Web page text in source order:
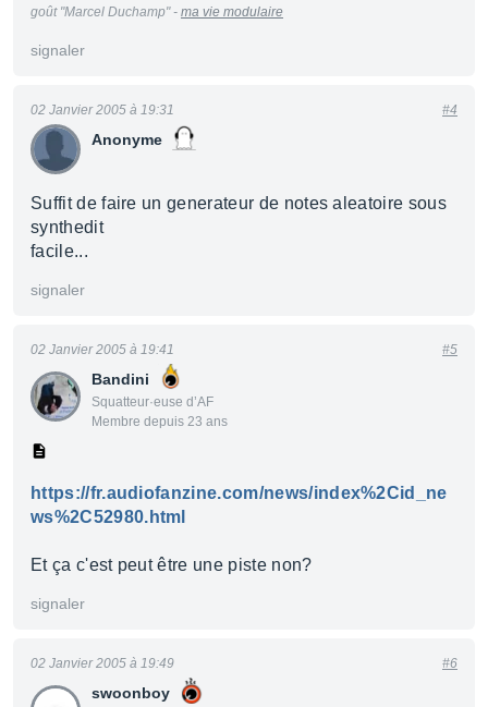
goût "Marcel Duchamp" - ma vie modulaire
signaler
Anonyme
02 Janvier 2005 à 19:31 #4
Suffit de faire un generateur de notes aleatoire sous
synthedit
facile...
signaler
Bandini
Squatteur·euse d’AF
Membre depuis 23 ans
02 Janvier 2005 à 19:41 #5
https://fr.audiofanzine.com/news/index%2Cid_ne
ws%2C52980.html
Et ça c'est peut être une piste non?
signaler
swoonboy
02 Janvier 2005 à 19:49 #6